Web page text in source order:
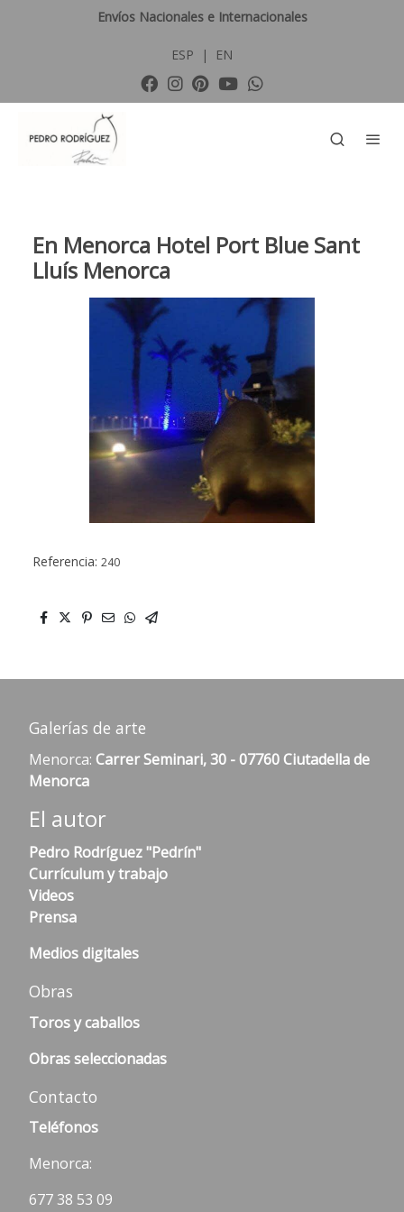
Envíos Nacionales e Internacionales
ESP | EN
En Menorca Hotel Port Blue Sant
Lluís Menorca
Referencia: 240
Galerías de arte
Menorca: Carrer Seminari, 30 - 07760 Ciutadella de
Menorca
El autor
Pedro Rodríguez "Pedrín"
Currículum y trabajo
Videos
Prensa
Medios digitales
Obras
Toros y caballos
Obras seleccionadas
Contacto
Teléfonos
Menorca:
677 38 53 09